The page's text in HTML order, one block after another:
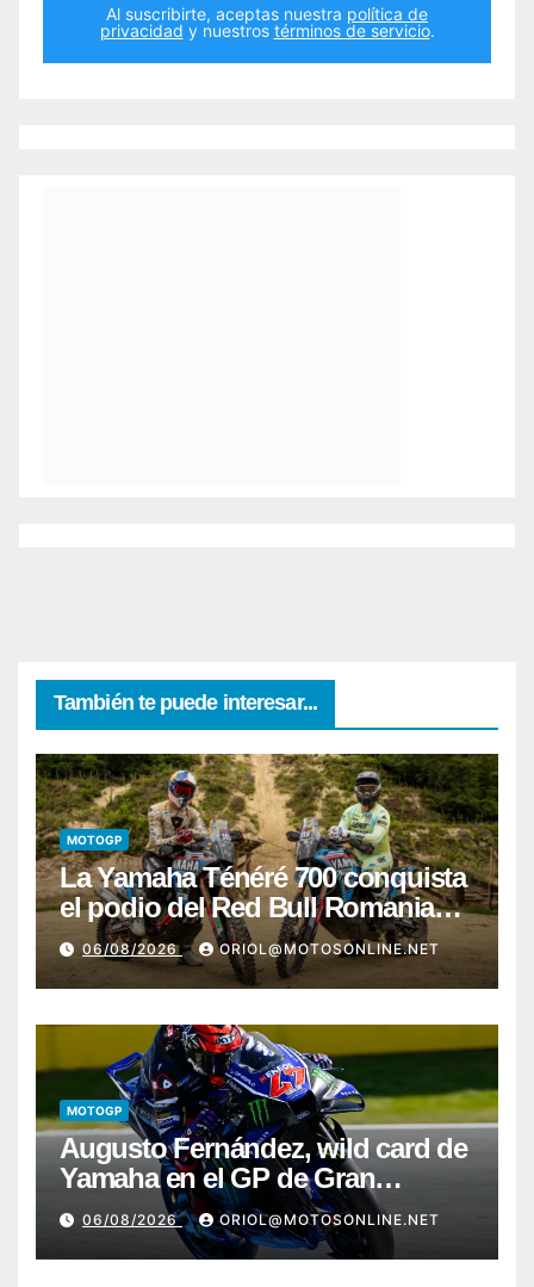
Al suscribirte, aceptas nuestra política de
privacidad y nuestros términos de servicio.
También te puede interesar...
MOTOGP
La Yamaha Ténéré 700 conquista
el podio del Red Bull Romaniacs
2026 con Pol Tarrés
06/08/2026 ORIOL@MOTOSONLINE.NET
MOTOGP
Augusto Fernández, wild card de
Yamaha en el GP de Gran
Bretaña
06/08/2026 ORIOL@MOTOSONLINE.NET